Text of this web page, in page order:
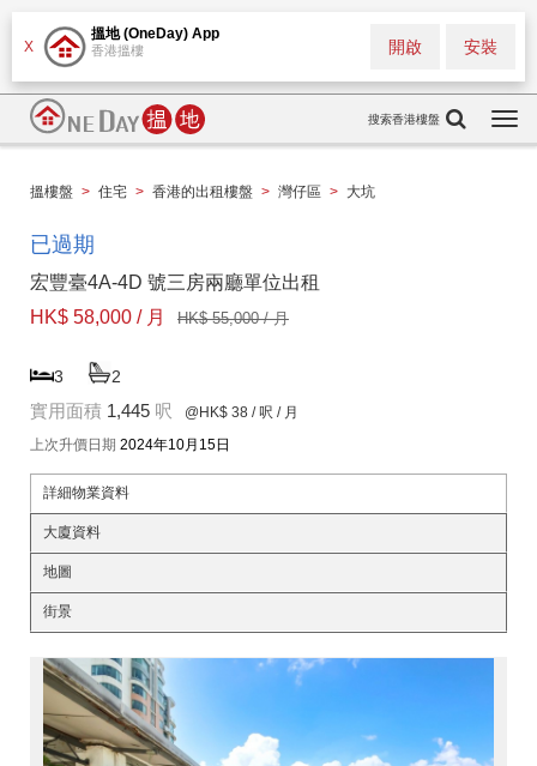
X
搵地 (OneDay) App
香港搵樓 安裝
開啟
搜索香港樓盤
搵樓盤 > 住宅 > 香港的出租樓盤 > 灣仔區 > 大坑
已過期
宏豐臺4A-4D 號三房兩廳單位出租
HK$ 58,000 / 月
HK$ 55,000 / 月
3 2
實用面積 1,445 呎 @HK$ 38 / 呎 / 月
上次升價日期 2024年10月15日
詳細物業資料
大廈資料
地圖
街景